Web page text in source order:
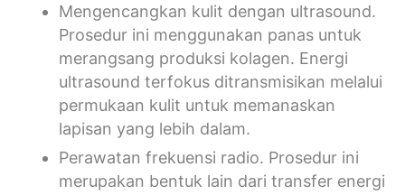
Mengencangkan kulit dengan ultrasound.
Prosedur ini menggunakan panas untuk
merangsang produksi kolagen. Energi
ultrasound terfokus ditransmisikan melalui
permukaan kulit untuk memanaskan
lapisan yang lebih dalam.
Perawatan frekuensi radio. Prosedur ini
merupakan bentuk lain dari transfer energi